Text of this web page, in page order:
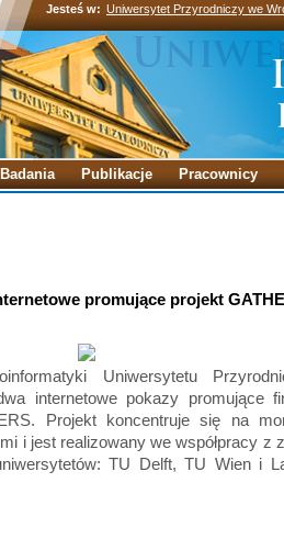
Jesteś w: Uniwersytet Przyrodniczy we
Badania Publikacje Pracownicy
promujące projekt
Uniwersytetu
internetowe pokazy promujące
Projekt koncentruje się na
i jest realizowany we współpracy z
TU Delft, TU Wien i